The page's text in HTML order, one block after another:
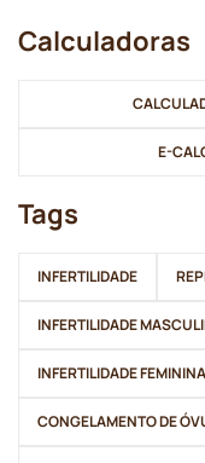
Tags
INFERTILIDADE
INFERTILIDADE
INFERTILIDADE FEMININA
CONGELAMENTO DE
Calculadoras
E-